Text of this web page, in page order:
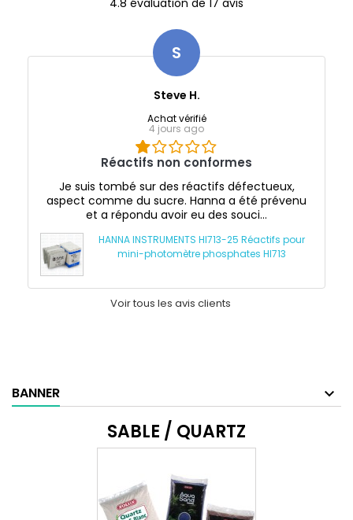
S
Steve H.
Achat vérifié
4 jours ago
Réactifs non conformes
Je suis tombé sur des réactifs défectueux,
aspect comme du sucre. Hanna a été prévenu
et a répondu avoir eu des souci...
HANNA INSTRUMENTS HI713-25 Réactifs pour
mini-photomètre phosphates HI713
Voir tous les avis clients
BANNER
SABLE / QUARTZ